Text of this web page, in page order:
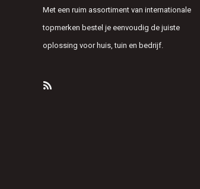
Met een ruim assortiment van internationale
topmerken bestel je eenvoudig de juiste
oplossing voor huis, tuin en bedrijf.